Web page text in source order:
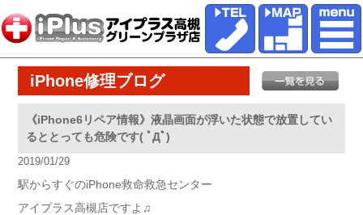
iPhone修理ブログ
《iPhone6リペア情報》液晶画面が浮いた状態で放置してい
るととっても危険です( ﾟДﾟ)
2019/01/29
駅からすぐのiPhone救命救急センター
アイプラス高槻店ですよ♫